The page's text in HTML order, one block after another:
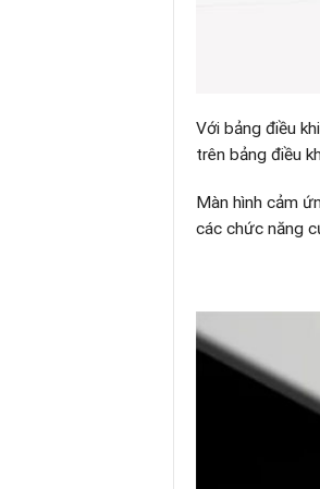
Với bảng điều
trên bảng điều
Màn hình cảm
các chức năng